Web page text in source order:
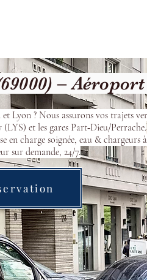
–
Lyon ? Nous assurons vos trajets
et les gares Part‑Dieu/Perrache.
en charge soignée, eau & chargeurs à
sur demande, 24/7.